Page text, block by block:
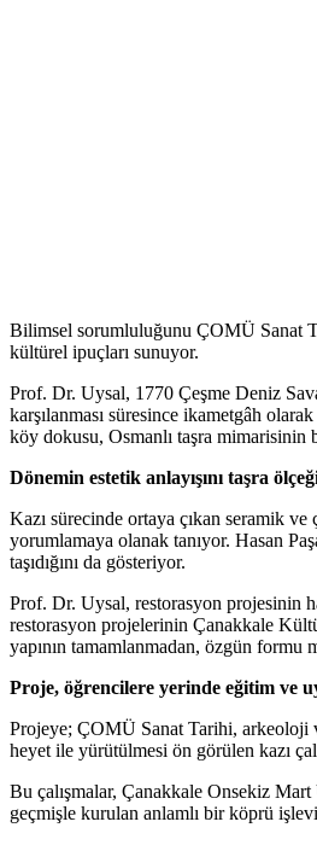
Bilimsel sorumluluğunu ÇOMÜ Sanat
kültürel ipuçları sunuyor.
Prof. Dr. Uysal, 1770 Çeşme Deniz
karşılanması süresince ikametgâh
köy dokusu, Osmanlı taşra
Dönemin estetik anlayışını taşra
Kazı sürecinde ortaya çıkan seramik
yorumlamaya olanak tanıyor. Hasan
taşıdığını da gösteriyor.
Prof. Dr. Uysal, restorasyon projesinin
restorasyon projelerinin Çanakkale
yapının tamamlanmadan, özgün formu
Proje, öğrencilere yerinde eğitim ve
Projeye; ÇOMÜ Sanat Tarihi, arkeoloji
heyet ile yürütülmesi ön görülen kazı
Bu çalışmalar, Çanakkale Onsekiz
geçmişle kurulan anlamlı bir köprü